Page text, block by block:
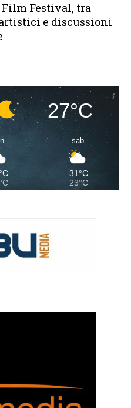
Festival, tra
e discussioni
27°C
sab
31°C
23°C